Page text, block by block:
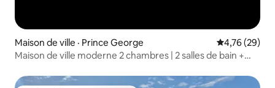
Maison de ville · Prince George Note
4,76 (29)
Maison de ville moderne 2 chambres | 2 salles de bain +